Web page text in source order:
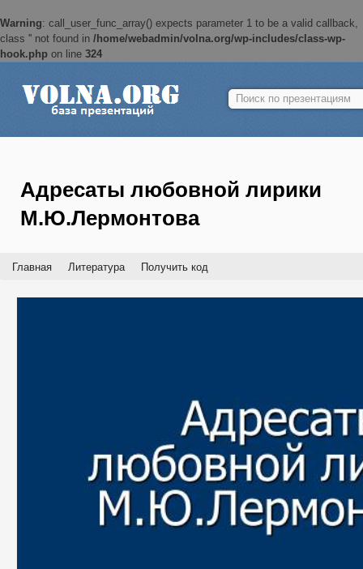
Warning: call_user_func_array() expects parameter 1 to be a valid callback,
class '' not found in /home/webadmin/volna.org/wp-includes/class-wp-
hook.php on line 324
Найти:
Адресаты любовной лирики
М.Ю.Лермонтова
Главная Литература Получить код